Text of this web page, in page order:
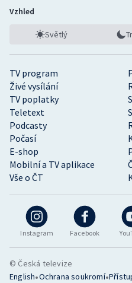
Instagram Facebook
TV program
Živé vysílání
TV poplatky
Teletext
Podcasty
Počasí
E-shop
Mobilní a TV aplikace
Vše o ČT
Vzhled
Světlý
© Česká televize
English•Ochrana soukromí•